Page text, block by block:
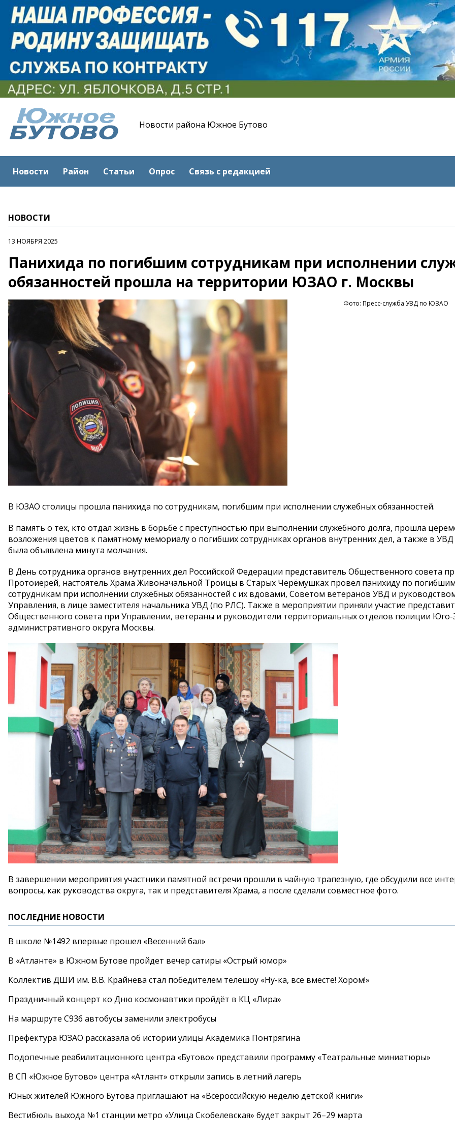
Новости района Южное Бутово
Новости Район Статьи Опрос Связь с редакцией
НОВОСТИ
13 НОЯБРЯ 2025
Панихида по погибшим сотрудникам при исполнении
обязанностей прошла на территории ЮЗАО г. Москвы
Фото: Пресс-служба УВД по ЮЗАО
В ЮЗАО столицы прошла панихида по сотрудникам, погибшим при исполнении служебных обязанностей.
В память о тех, кто отдал жизнь в борьбе с преступностью при выполнении служебного долга, прошла
возложения цветов к памятному мемориалу о погибших сотрудниках органов внутренних дел, а также в
была объявлена минута молчания.
В День сотрудника органов внутренних дел Российской Федерации представитель Общественного совета
Протоиерей, настоятель Храма Живоначальной Троицы в Старых Черёмушках провел панихиду по погибшим
сотрудникам при исполнении служебных обязанностей с их вдовами, Советом ветеранов УВД и
Управления, в лице заместителя начальника УВД (по РЛС). Также в мероприятии приняли участие
Общественного совета при Управлении, ветераны и руководители территориальных отделов полиции Юго-
административного округа Москвы.
В завершении мероприятия участники памятной встречи прошли в чайную трапезную, где обсудили все
вопросы, как руководства округа, так и представителя Храма, а после сделали совместное фото.
ПОСЛЕДНИЕ НОВОСТИ
В школе №1492 впервые прошел «Весенний бал»
В «Атланте» в Южном Бутове пройдет вечер сатиры «Острый юмор»
Коллектив ДШИ им. В.В. Крайнева стал победителем телешоу «Ну-ка, все вместе! Хором!»
Праздничный концерт ко Дню космонавтики пройдёт в КЦ «Лира»
На маршруте С936 автобусы заменили электробусы
Префектура ЮЗАО рассказала об истории улицы Академика Понтрягина
Подопечные реабилитационного центра «Бутово» представили программу «Театральные миниатюры»
В СП «Южное Бутово» центра «Атлант» открыли запись в летний лагерь
Юных жителей Южного Бутова приглашают на «Всероссийскую неделю детской книги»
Вестибюль выхода №1 станции метро «Улица Скобелевская» будет закрыт 26–29 марта